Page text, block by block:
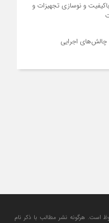
و نوسازی تجهیزات و
چالش‌های اجرایی
حل مشکلات اقتصادی کشور
است. هرگونه نشر مطالب با ذكر نام